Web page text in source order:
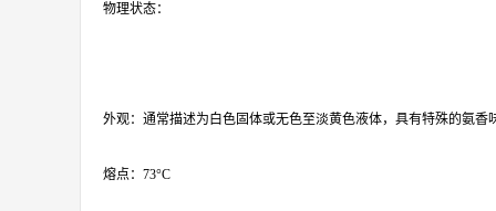
物理状态：
外观：通常描述为白色固体或无色至淡黄色液体，具有特殊的氨香
熔点：73°C